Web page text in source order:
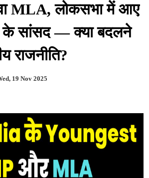
MLA, लोकसभा में आए
के सांसद — क्या बदलने
राजनीति?
19 Nov 2025